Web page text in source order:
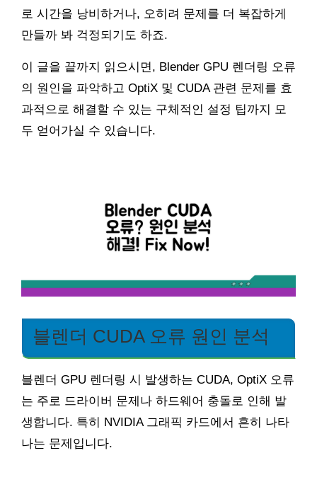
로 시간을 낭비하거나, 오히려 문제를 더 복잡하게
만들까 봐 걱정되기도 하죠.
이 글을 끝까지 읽으시면, Blender GPU 렌더링 오류
의 원인을 파악하고 OptiX 및 CUDA 관련 문제를 효
과적으로 해결할 수 있는 구체적인 설정 팁까지 모
두 얻어가실 수 있습니다.
블렌더 CUDA 오류 원인 분석
블렌더 GPU 렌더링 시 발생하는 CUDA, OptiX 오류
는 주로 드라이버 문제나 하드웨어 충돌로 인해 발
생합니다. 특히 NVIDIA 그래픽 카드에서 흔히 나타
나는 문제입니다.